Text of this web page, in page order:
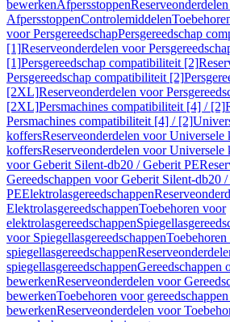
bewerkenAfpersstoppen
AfpersstoppenControlemiddelen
voor PersgereedschapPersgereedschap
[1]Reserveonderdelen voor
[1]Persgereedschap compatibiliteit [2]
Persgereedschap compatibiliteit [2]
[2XL]Reserveonderdelen voor
[2XL]Persmachines compatibiliteit [4] / [2]
Persmachines compatibiliteit [4] / [2]
koffersReserveonderdelen voor Universele
koffersReserveonderdelen voor Universele
voor Geberit Silent-db20 / Geberit PE
Gereedschappen voor Geberit Silent-db20
PEElektrolasgereedschappen
ElektrolasgereedschappenToebehoren voor
elektrolasgereedschappen
voor Spiegellasgereedschappen
spiegellasgereedschappen
spiegellasgereedschappenGereedschappen
bewerkenReserveonderdelen voor
bewerkenToebehoren voor
bewerkenReserveonderdelen voor